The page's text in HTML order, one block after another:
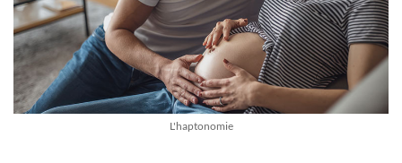
L'haptonomie